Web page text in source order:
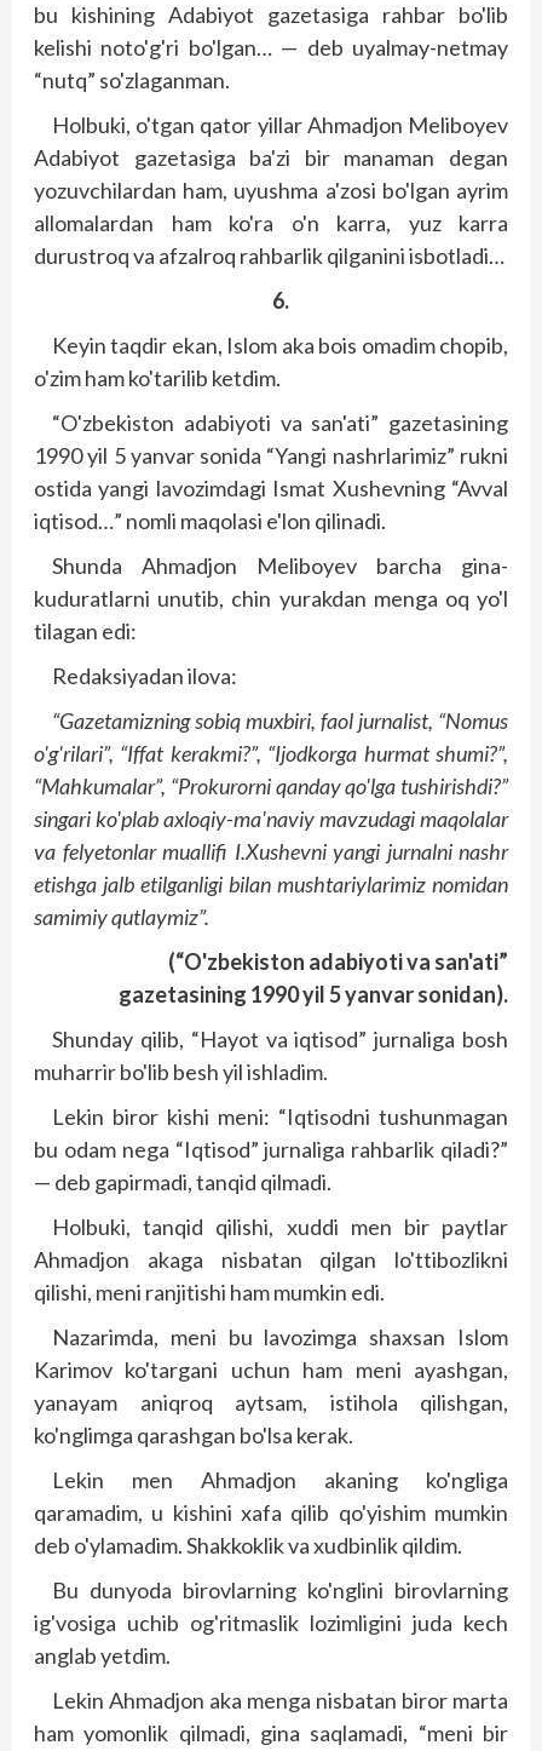
bu kishining Adabiyot gazetasiga rahbar bo'lib
kelishi noto'g'ri bo'lgan… — deb uyalmay-netmay
“nutq” so'zlaganman.
Holbuki, o'tgan qator yillar Ahmadjon Meliboyev
Adabiyot gazetasiga ba'zi bir manaman degan
yozuvchilardan ham, uyushma a'zosi bo'lgan ayrim
allomalardan ham ko'ra o'n karra, yuz karra
durustroq va afzalroq rahbarlik qilganini isbotladi…
6.
Keyin taqdir ekan, Islom aka bois omadim chopib,
o'zim ham ko'tarilib ketdim.
“O'zbekiston adabiyoti va san'ati” gazetasining
1990 yil 5 yanvar sonida “Yangi nashrlarimiz” rukni
ostida yangi lavozimdagi Ismat Xushevning “Avval
iqtisod…” nomli maqolasi e'lon qilinadi.
Shunda Ahmadjon Meliboyev barcha gina-
kuduratlarni unutib, chin yurakdan menga oq yo'l
tilagan edi:
Redaksiyadan ilova:
“Gazetamizning sobiq muxbiri, faol jurnalist, “Nomus
o'g'rilari”, “Iffat kerakmi?”, “Ijodkorga hurmat shumi?”,
“Mahkumalar”, “Prokurorni qanday qo'lga tushirishdi?”
singari ko'plab axloqiy-ma'naviy mavzudagi maqolalar
va felyetonlar muallifi I.Xushevni yangi jurnalni nashr
etishga jalb etilganligi bilan mushtariylarimiz nomidan
samimiy qutlaymiz”.
(“O'zbekiston adabiyoti va san'ati”
gazetasining 1990 yil 5 yanvar sonidan).
Shunday qilib, “Hayot va iqtisod” jurnaliga bosh
muharrir bo'lib besh yil ishladim.
Lekin biror kishi meni: “Iqtisodni tushunmagan
bu odam nega “Iqtisod” jurnaliga rahbarlik qiladi?”
— deb gapirmadi, tanqid qilmadi.
Holbuki, tanqid qilishi, xuddi men bir paytlar
Ahmadjon akaga nisbatan qilgan lo'ttibozlikni
qilishi, meni ranjitishi ham mumkin edi.
Nazarimda, meni bu lavozimga shaxsan Islom
Karimov ko'targani uchun ham meni ayashgan,
yanayam aniqroq aytsam, istihola qilishgan,
ko'nglimga qarashgan bo'lsa kerak.
Lekin men Ahmadjon akaning ko'ngliga
qaramadim, u kishini xafa qilib qo'yishim mumkin
deb o'ylamadim. Shakkoklik va xudbinlik qildim.
Bu dunyoda birovlarning ko'nglini birovlarning
ig'vosiga uchib og'ritmaslik lozimligini juda kech
anglab yetdim.
Lekin Ahmadjon aka menga nisbatan biror marta
ham yomonlik qilmadi, gina saqlamadi, “meni bir